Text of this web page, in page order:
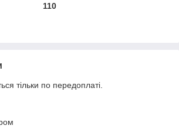
110
тільки по передоплаті.